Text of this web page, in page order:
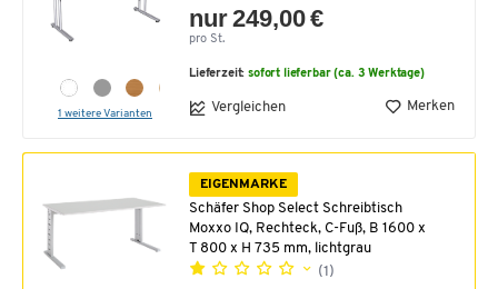
1 weitere Varianten
nur 249,00 €
pro St.
Lieferzeit:sofort lieferbar (ca. 3 Werktage)
Vergleichen Merken
EIGENMARKE
Schäfer Shop Select Schreibtisch
Moxxo IQ, Rechteck, C-Fuß, B 1600 x
T 800 x H 735 mm, lichtgrau
(1)